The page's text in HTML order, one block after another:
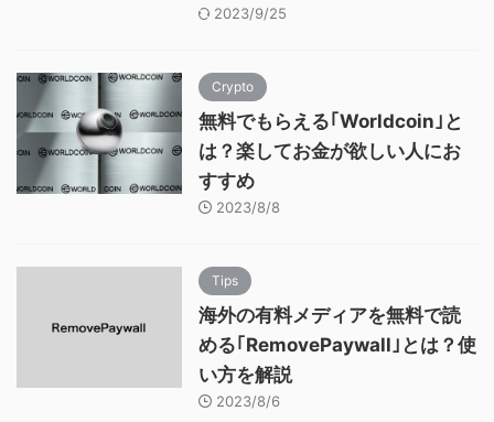
2023/9/25
Crypto
無料でもらえる｢Worldcoin｣と
は？楽してお金が欲しい人にお
すすめ
2023/8/8
Tips
海外の有料メディアを無料で読
める｢RemovePaywall｣とは？使
い方を解説
2023/8/6